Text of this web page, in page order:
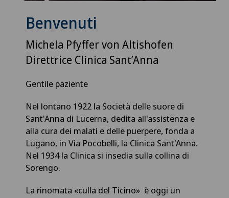
Benvenuti
Michela Pfyffer von Altishofen
Direttrice Clinica Sant’Anna
Gentile paziente
Nel lontano 1922 la Società delle suore di
Sant'Anna di Lucerna, dedita all'assistenza e
alla cura dei malati e delle puerpere, fonda a
Lugano, in Via Pocobelli, la Clinica Sant'Anna.
Nel 1934 la Clinica si insedia sulla collina di
Sorengo.
La rinomata «culla del Ticino» è oggi un